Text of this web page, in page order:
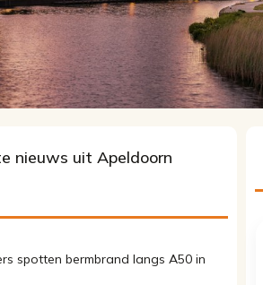
nieuws uit Apeldoorn
spotten bermbrand langs A50 in